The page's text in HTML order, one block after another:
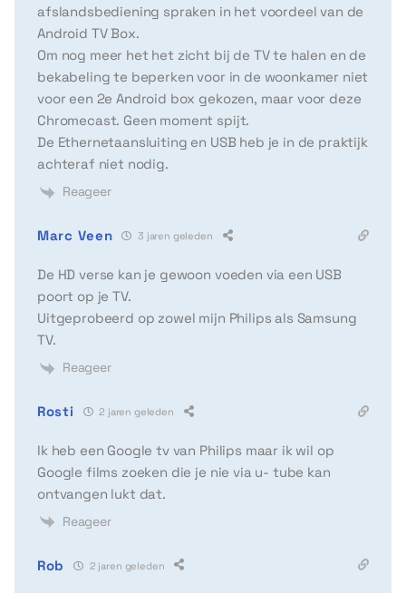
afslandsbediening spraken in het voordeel van de
Android TV Box.
Om nog meer het het zicht bij de TV te halen en de
bekabeling te beperken voor in de woonkamer niet
voor een 2e Android box gekozen, maar voor deze
Chromecast. Geen moment spijt.
De Ethernetaansluiting en USB heb je in de praktijk
achteraf niet nodig.
Reageer
Marc Veen 3 jaren geleden
De HD verse kan je gewoon voeden via een USB
poort op je TV.
Uitgeprobeerd op zowel mijn Philips als Samsung
TV.
Reageer
Rosti 2 jaren geleden
Ik heb een Google tv van Philips maar ik wil op
Google films zoeken die je nie via u- tube kan
ontvangen lukt dat.
Reageer
Rob 2 jaren geleden